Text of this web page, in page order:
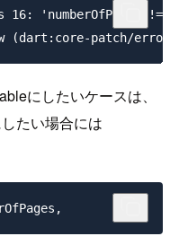
16:
にしたいケースは、
たい場合には